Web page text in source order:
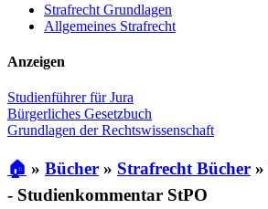
Strafrecht Grundlagen
Allgemeines Strafrecht
Anzeigen
Studienführer für Jura
Bürgerliches Gesetzbuch
Grundlagen der Rechtswissenschaft
🏠 » Bücher » Strafrecht Bücher »
- Studienkommentar StPO